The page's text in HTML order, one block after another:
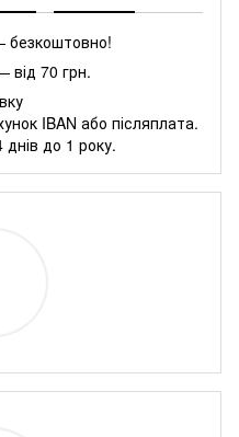
безкоштовно!
від 70 грн.
IBAN або післяплата.
днів до 1 року.